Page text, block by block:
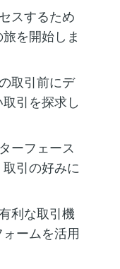
スするため
を開始しま
取引前にデ
引を探求し
ーフェース
引の好みに
利な取引機
ームを活用